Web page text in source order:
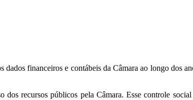
financeiros e contábeis da Câmara ao longo dos
recursos públicos pela Câmara. Esse controle